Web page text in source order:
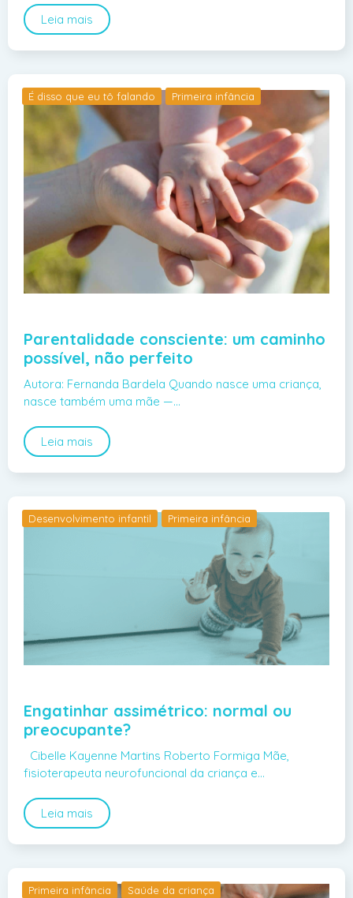
Leia mais
É disso que eu tô falando Primeira infância
Parentalidade consciente: um caminho
possível, não perfeito
Autora: Fernanda Bardela Quando nasce uma criança,
nasce também uma mãe —…
Leia mais
Desenvolvimento infantil Primeira infância
Engatinhar assimétrico: normal ou
preocupante?
Cibelle Kayenne Martins Roberto Formiga Mãe,
fisioterapeuta neurofuncional da criança e…
Leia mais
Primeira infância Saúde da criança